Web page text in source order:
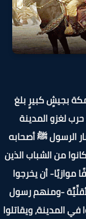
بجيشٍ كبيرٍ بلغ
لغزو المدينة
الرسول ﷺ أصحابه
من الشباب الذين
أن يخرجوا
-ومنهم رسول
ويقاتلوا